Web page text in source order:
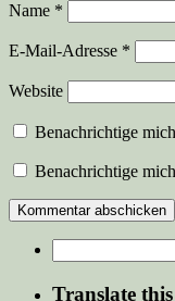
Name *
E-Mail-Adresse *
Website
Benachrichtige
Benachrichtige
nach:
Translate